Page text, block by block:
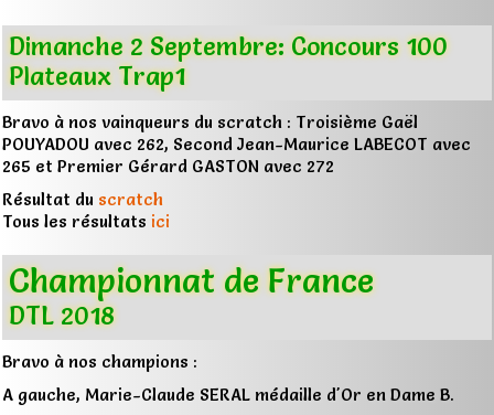
Dimanche 2 Septembre: Concours 100
Plateaux Trap1
Bravo à nos vainqueurs du scratch : Troisième Gaël
POUYADOU avec 262, Second Jean-Maurice LABECOT avec
265 et Premier Gérard GASTON avec 272
Résultat du scratch
Tous les résultats ici
Championnat de France
DTL 2018
Bravo à nos champions :
A gauche, Marie-Claude SERAL médaille d'Or en Dame B.